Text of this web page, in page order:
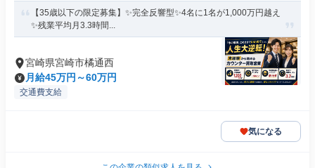
【35歳以下の限定募集】✨完全反響型✨4名に1名が1,000万円越え
✨残業平均月3.3時間...
宮崎県宮崎市橘通西
月給45万円～60万円
交通費支給
気になる